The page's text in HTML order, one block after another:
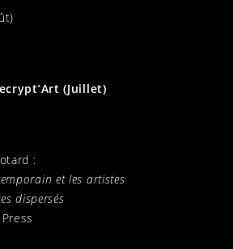
(Juillet)
:
et les artistes
dispersés